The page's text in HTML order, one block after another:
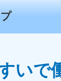
いで